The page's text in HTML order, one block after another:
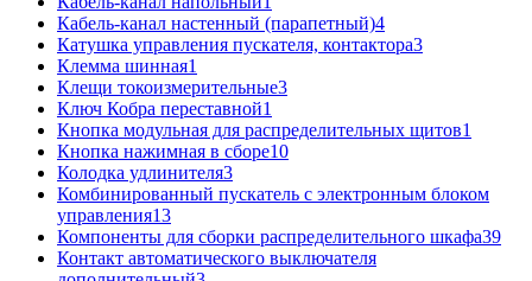
Кабель-канал настенный (парапетный)4
Катушка управления пускателя, контактора3
Клемма шинная1
Клещи токоизмерительные3
Ключ Кобра переставной1
Кнопка модульная для распределительных щитов1
Кнопка нажимная в сборе10
Колодка удлинителя3
Комбинированный пускатель с электронным блоком
управления13
Компоненты для сборки распределительного шкафа39
Контакт автоматического выключателя